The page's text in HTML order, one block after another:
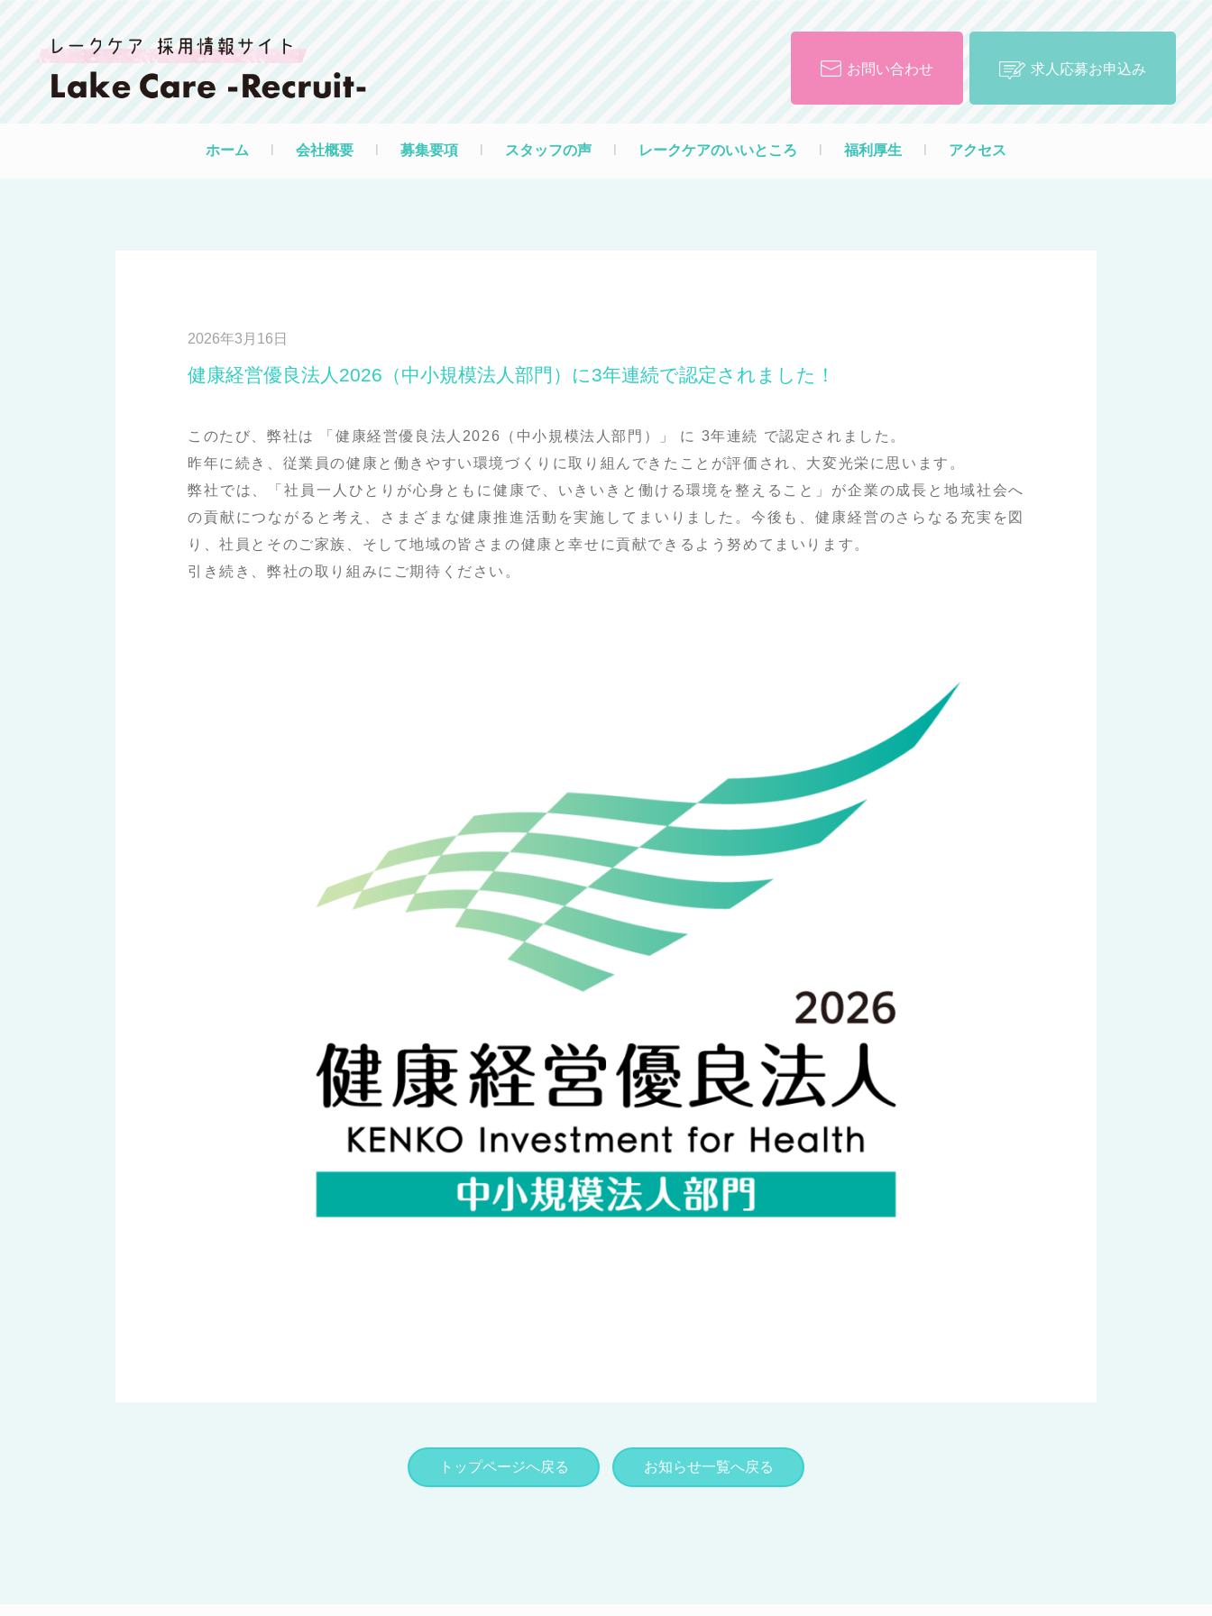
お問い合わせ 求人応募お申込み
ホーム 会社概要 募集要項 スタッフの声 レークケアのいいところ 福利厚生 アクセス
2026年3月16日
健康経営優良法人2026（中小規模法人部門）に3年連続で認定されました！
このたび、弊社は 「健康経営優良法人2026（中小規模法人部門）」 に 3年連続 で認定されました。
昨年に続き、従業員の健康と働きやすい環境づくりに取り組んできたことが評価され、大変光栄に思います。
弊社では、「社員一人ひとりが心身ともに健康で、いきいきと働ける環境を整えること」が企業の成長と地域社会へ
の貢献につながると考え、さまざまな健康推進活動を実施してまいりました。今後も、健康経営のさらなる充実を図
り、社員とそのご家族、そして地域の皆さまの健康と幸せに貢献できるよう努めてまいります。
引き続き、弊社の取り組みにご期待ください。
トップページへ戻る お知らせ一覧へ戻る